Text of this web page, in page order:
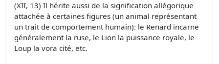
(XII, 13) Il hérite aussi de la signification allégorique
attachée à certaines figures (un animal représentant
un trait de comportement humain): le Renard incarne
généralement la ruse, le Lion la puissance royale, le
Loup la vora­ cité, etc.